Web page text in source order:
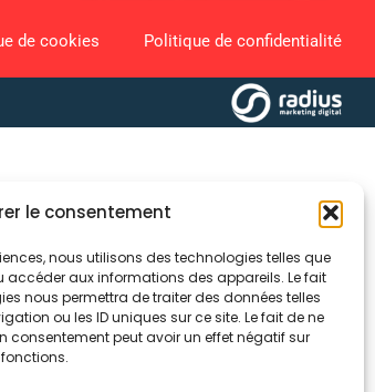
le consentement
nous utilisons des technologies telles que
accéder aux informations des appareils. Le fait
nous permettra de traiter des données telles
ou les ID uniques sur ce site. Le fait de ne
consentement peut avoir un effet négatif sur
de cookies Politique de confidentialité